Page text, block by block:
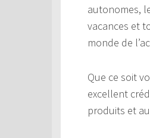
autonomes,
vacances et
monde de
Que ce soit
excellent
produits et